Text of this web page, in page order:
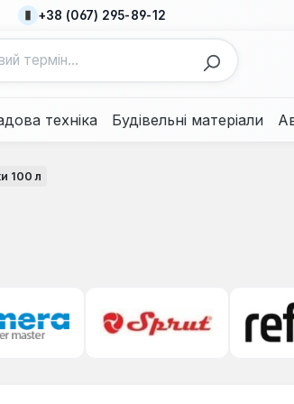
+38 (067) 295-89-12
техніка Будівельні матеріали
100 л